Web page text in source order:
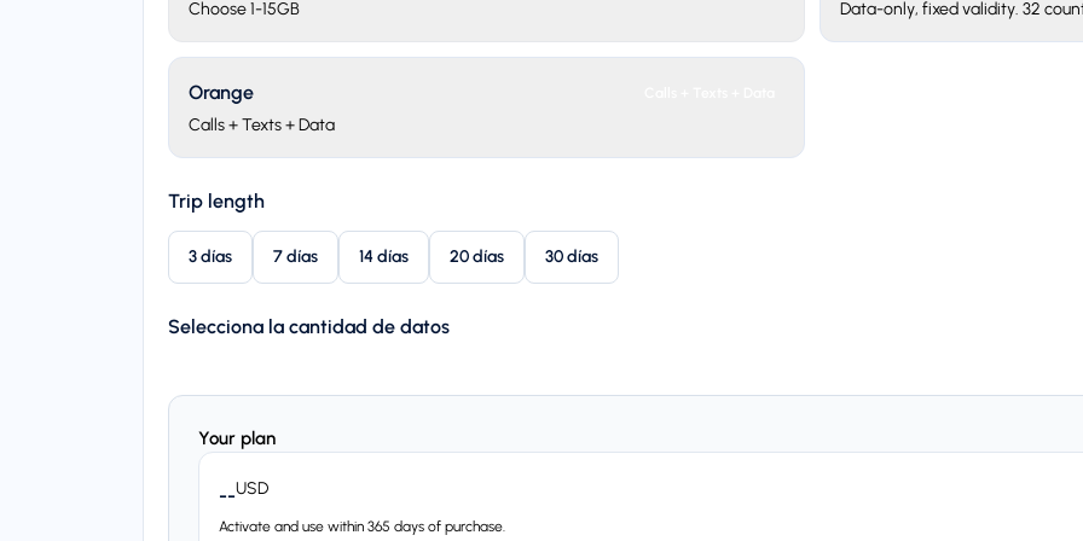
Choose 1-15GB Data-only, fixed validity. 32
Orange
Calls + Texts + Data
Trip length
3 días 7 días 14 días 20 días 30 días
Selecciona la cantidad de datos
Your plan
--USD
Activate and use within 365 days of purchase.